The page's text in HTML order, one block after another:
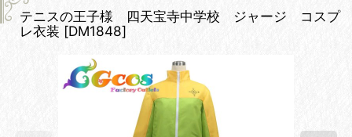
テニスの王子様 四天宝寺中学校 ジャージ コスプ
レ衣装 [DM1848]